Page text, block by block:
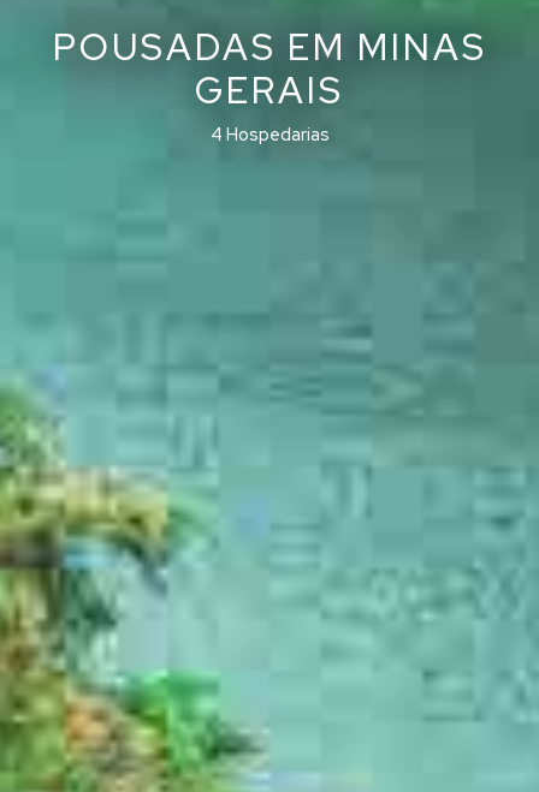
POUSADAS EM MINAS
GERAIS
4 Hospedarias